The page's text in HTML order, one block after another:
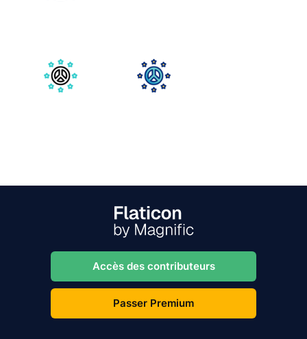
Accès des contributeurs
Passer Premium